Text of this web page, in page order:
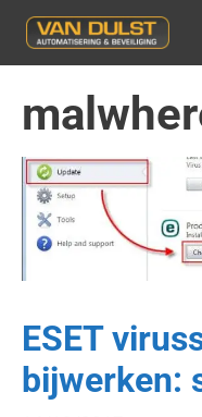
naar
de
ESET
bijwerken: